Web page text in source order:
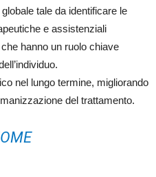
tale da identificare le
e assistenziali
hanno un ruolo chiave
nel lungo termine, migliorando
del trattamento.